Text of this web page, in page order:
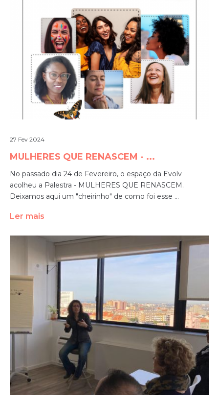
27 Fev 2024
MULHERES QUE RENASCEM - ...
No passado dia 24 de Fevereiro, o espaço da Evolv
acolheu a Palestra - MULHERES QUE RENASCEM.
Deixamos aqui um "cheirinho" de como foi esse ...
Ler mais